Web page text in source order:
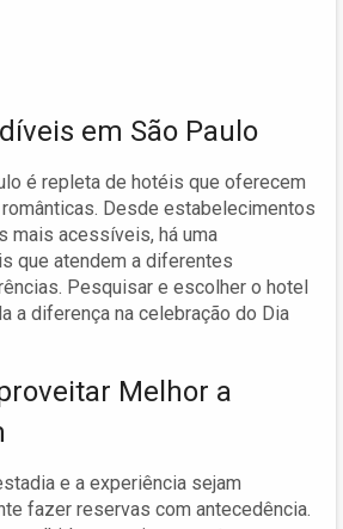
em São Paulo
é repleta de hotéis que oferecem
Desde estabelecimentos
mais acessíveis, há uma
que atendem a diferentes
Pesquisar e escolher o hotel
a diferença na celebração do Dia
Melhor a
e a experiência sejam
fazer reservas com antecedência.